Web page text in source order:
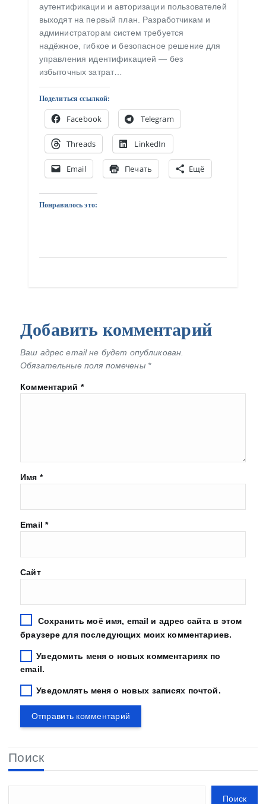
аутентификации и авторизации пользователей
выходят на первый план. Разработчикам и
администраторам систем требуется
надёжное, гибкое и безопасное решение для
управления идентификацией — без
избыточных затрат…
Поделиться ссылкой:
Facebook Telegram
Threads LinkedIn
Email Печать Ещё
Понравилось это:
Добавить комментарий
Ваш адрес email не будет опубликован.
Обязательные поля помечены *
Комментарий *
Имя *
Email *
Сайт
Сохранить моё имя, email и адрес сайта в этом
браузере для последующих моих комментариев.
Уведомить меня о новых комментариях по
email.
Уведомлять меня о новых записях почтой.
Поиск
Поиск